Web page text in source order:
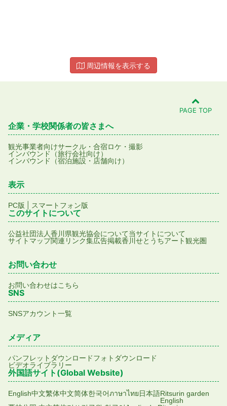
周辺情報を表示する
PAGE TOP
企業・学校関係者の皆さまへ
観光事業者向けサークル・合宿ロケ・撮影
インバウンド（旅行会社向け）
インバウンド（宿泊施設・店舗向け）
表示
PC版 スマートフォン版
このサイトについて
公益社団法人香川県観光協会について当サイトについて
サイトマップ関連リンク集広告掲載香川せとうちアート観光圏
お問い合わせ
お問い合わせはこちら
SNS
SNSアカウント一覧
メディア
パンフレットダウンロードフォトダウンロード
ビデオライブラリー
外国語サイト(Global Website)
English中文繁体中文简体한국어ภาษาไทย日本語Ritsurin garden
English